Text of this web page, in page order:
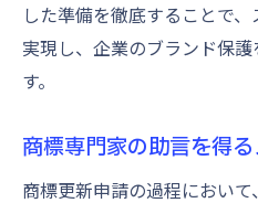
した準備を徹底することで
実現し、企業のブランド保
す。
商標専門家の助言を得
商標更新申請の過程におい